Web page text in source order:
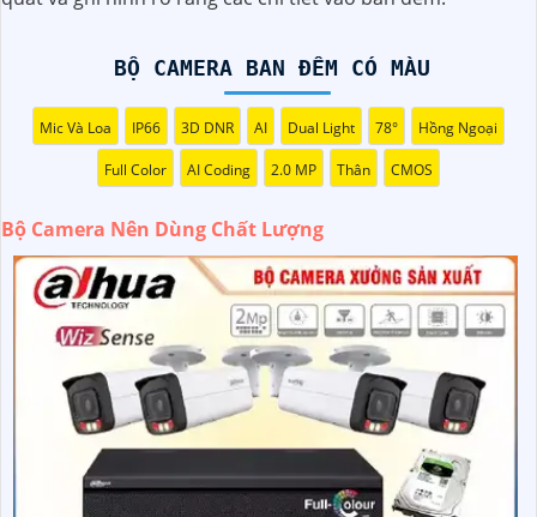
mất dưới ánh sáng yếu.
lớn giúp nâng cao khả năng quan sát trong môi trường
Chọn camera có hệ thống chống rung: Hệ thống chống
rung sẽ giúp giảm rung lắc và giữ cho hình ảnh được stabil
trong quá trình quay.
địnhchất lượng sản phẩm, bạn nên chọn camera của các
thương hiệu nổi tiếng và có uy tín trên thị trường.
còn nhiều yếu tố khác cũng ảnh hưởng đến chất lượng
hình ảnh như cảm biến hình ảnh, góc quan sát, khả năng
zoom, và các tính năng bổ sung khác. Trước khi mua bộ
camera, bạn nên tìm hiểu kỹ càng và tham khảo ý kiến từ
người đã sử dụng để chọn được sản phẩm phù hợp nhất
với nhu cầu của mình.
BỘ CAMERA BAN ĐÊM CÓ MÀU
Mic Và Loa IP66 3D DNR AI Dual Light 78° Hồng Ngoại
Full Color AI Coding 2.0 MP Thân CMOS
Bộ Camera Nên Dùng Chất Lượng